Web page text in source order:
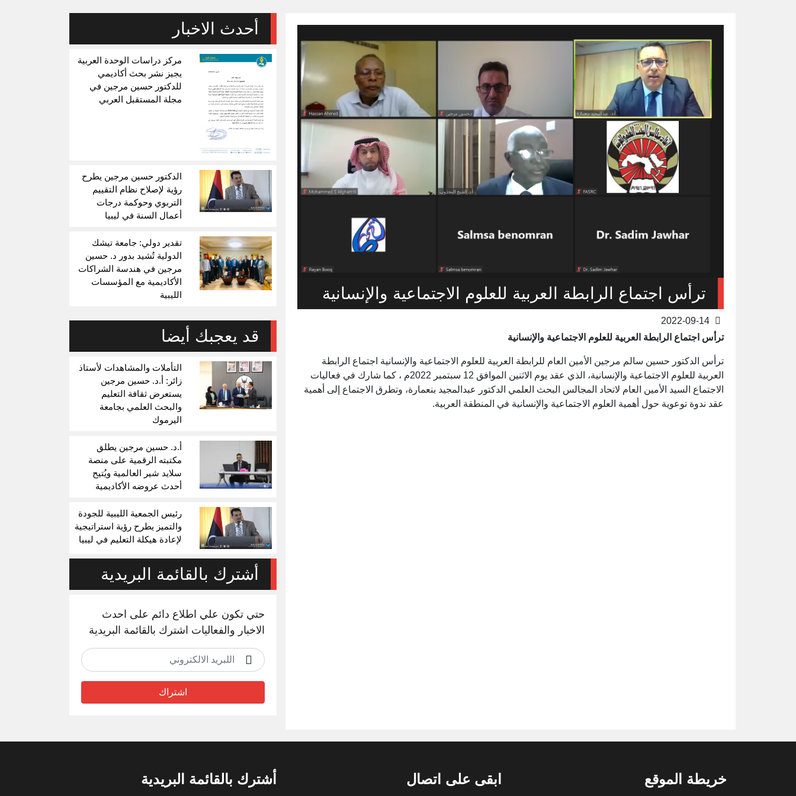
ترأس اجتماع الرابطة العربية للعلوم الاجتماعية والإنسانية
ترأس اجتماع الرابطة العربية للعلوم الاجتماعية والإنسانية
ترأس الدكتور حسين سالم مرجين الأمين العام للرابطة العربية للعلوم الاجتماعية والإنسانية اجتماع الرابطة
العربية للعلوم الاجتماعية والإنسانية، الذي عقد يوم الاثنين الموافق 12 سبتمبر 2022م ، كما شارك في فعاليات
الاجتماع السيد الأمين العام لاتحاد المجالس البحث العلمي الدكتور عبدالمجيد بنعمارة، وتطرق الاجتماع إلى أهمية
عقد ندوة توعوية حول أهمية العلوم الاجتماعية والإنسانية في المنطقة العربية.
أحدث الاخبار
مركز دراسات الوحدة العربية
يجيز نشر بحث أكاديمي
للدكتور حسين مرجين في
مجلة المستقبل العربي
الدكتور حسين مرجين يطرح
رؤية لإصلاح نظام التقييم
التربوي وحوكمة درجات
أعمال السنة في ليبيا
تقدير دولي: جامعة تيشك
الدولية تُشيد بدور د. حسين
مرجين في هندسة الشراكات
الأكاديمية مع المؤسسات
الليبية
قد يعجبك أيضا
التأملات والمشاهدات لأستاذ
زائر: أ.د. حسين مرجين
يستعرض ثقافة التعليم
والبحث العلمي بجامعة
اليرموك
أ.د. حسين مرجين يطلق
مكتبته الرقمية على منصة
سلايد شير العالمية ويُتيح
أحدث عروضه الأكاديمية
رئيس الجمعية الليبية للجودة
والتميز يطرح رؤية استراتيجية
لإعادة هيكلة التعليم في ليبيا
أشترك بالقائمة البريدية
حتي تكون علي اطلاع دائم على احدث
الاخبار والفعاليات اشترك بالقائمة البريدية
اشتراك
خريطة الموقع ابقى على اتصال أشترك بالقائمة البريدية